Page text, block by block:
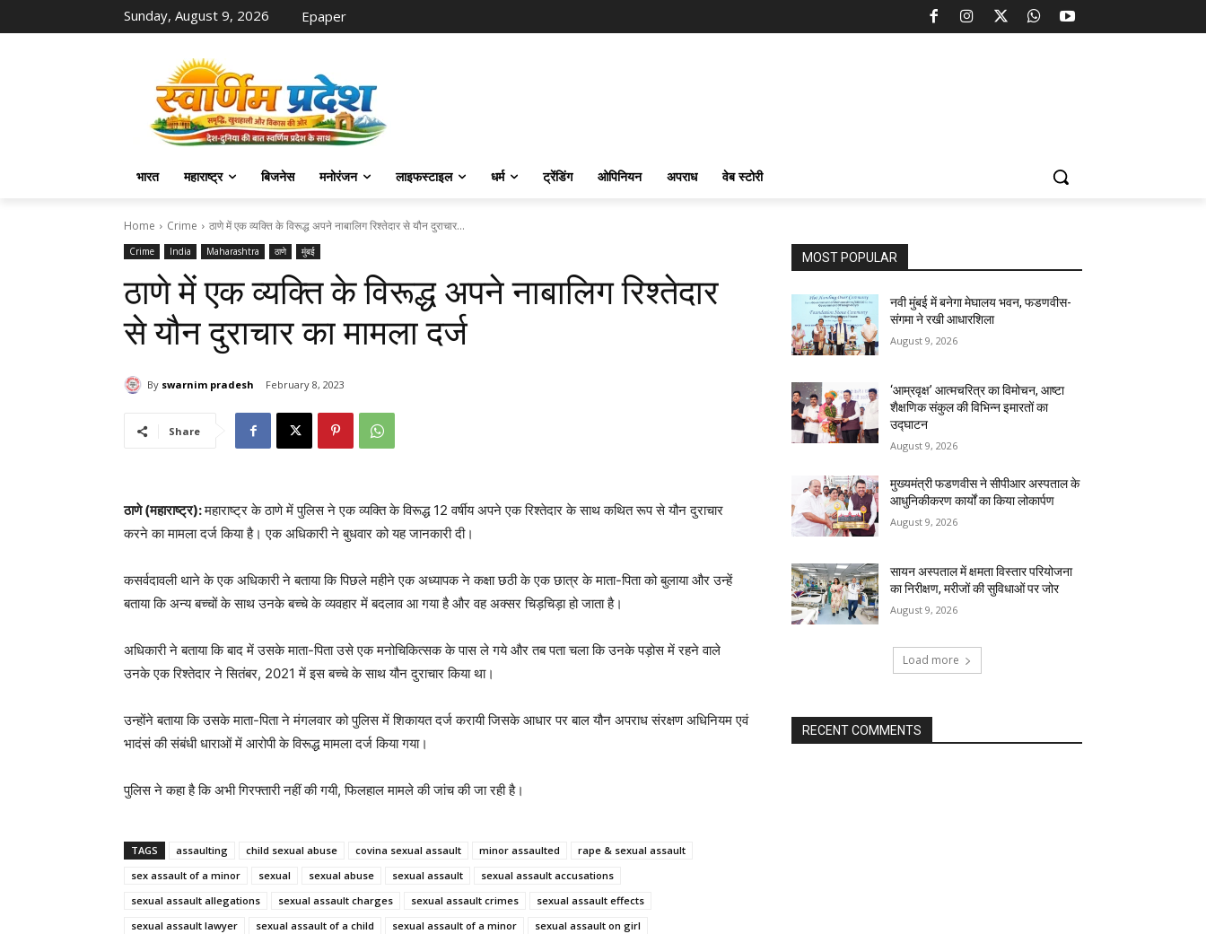
Sunday, August 9, 2026 Epaper
भारत महाराष्ट्र बिजनेस मनोरंजन लाइफस्‍टाइल धर्म ट्रेंडिंग ओपिनियन अपराध वेब स्टोरी
Home Crime ठाणे में एक व्यक्ति के विरूद्ध अपने नाबालिग रिश्तेदार से यौन दुराचार...
Crime India Maharashtra ठाणे मुंबई
ठाणे में एक व्यक्ति के विरूद्ध अपने नाबालिग रिश्तेदार
से यौन दुराचार का मामला दर्ज
By swarnim pradesh February 8, 2023
Share
ठाणे (महाराष्ट्र):महाराष्ट्र के ठाणे में पुलिस ने एक व्यक्ति के विरूद्ध 12 वर्षीय अपने एक रिश्तेदार के साथ कथित रूप से यौन दुराचार
करने का मामला दर्ज किया है। एक अधिकारी ने बुधवार को यह जानकारी दी।
कसर्वदावली थाने के एक अधिकारी ने बताया कि पिछले महीने एक अध्यापक ने कक्षा छठी के एक छात्र के माता-पिता को बुलाया और उन्हें
बताया कि अन्य बच्चों के साथ उनके बच्चे के व्यवहार में बदलाव आ गया है और वह अक्सर चिड़चिड़ा हो जाता है।
अधिकारी ने बताया कि बाद में उसके माता-पिता उसे एक मनोचिकित्सक के पास ले गये और तब पता चला कि उनके पड़ोस में रहने वाले
उनके एक रिश्तेदार ने सितंबर, 2021 में इस बच्चे के साथ यौन दुराचार किया था।
उन्होंने बताया कि उसके माता-पिता ने मंगलवार को पुलिस में शिकायत दर्ज करायी जिसके आधार पर बाल यौन अपराध संरक्षण अधिनियम एवं
भादंसं की संबंधी धाराओं में आरोपी के विरूद्ध मामला दर्ज किया गया।
पुलिस ने कहा है कि अभी गिरफ्तारी नहीं की गयी, फिलहाल मामले की जांच की जा रही है।
TAGS assaulting child sexual abuse covina sexual assault minor assaulted
rape & sexual assault
sex assault of a minor
sexual sexual abuse sexual assault
sexual assault accusations
sexual assault allegations
sexual assault charges sexual assault crimes
sexual assault effects
sexual assault lawyer
sexual assault of a child sexual assault of a minor
sexual assault on girl
MOST POPULAR
नवी मुंबई में बनेगा मेघालय भवन, फडणवीस-
संगमा ने रखी आधारशिला
August 9, 2026
‘आम्रवृक्ष’ आत्मचरित्र का विमोचन, आष्टा
शैक्षणिक संकुल की विभिन्न इमारतों का
उद्घाटन
August 9, 2026
मुख्यमंत्री फडणवीस ने सीपीआर अस्पताल के
आधुनिकीकरण कार्यों का किया लोकार्पण
August 9, 2026
सायन अस्पताल में क्षमता विस्तार परियोजना
का निरीक्षण, मरीजों की सुविधाओं पर जोर
August 9, 2026
Load more
RECENT COMMENTS